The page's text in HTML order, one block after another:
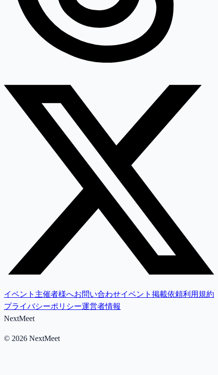
イベント主催者様へお問い合わせイベント掲載依頼利用規約
プライバシーポリシー運営者情報
NextMeet
© 2026 NextMeet